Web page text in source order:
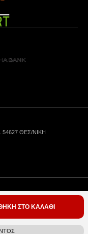
ΣΤΟ ΚΑΛΑΘΙ
54627 ΘΕΣ/ΝΙΚΗ
DEPOT SA
ICYGEN